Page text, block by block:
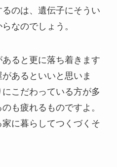
のは、遺伝子にそうい
なのでしょう。
ると更に落ち着きます
あるといいと思いま
こだわっている方が多
も疲れるものですよ。
に暮らしてつくづくそ